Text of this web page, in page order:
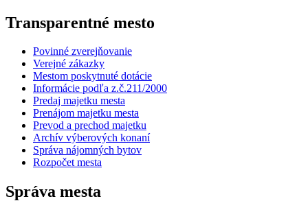
Transparentné mesto
Povinné zverejňovanie
Verejné zákazky
Mestom poskytnuté dotácie
Informácie podľa z.č.211/2000
Predaj majetku mesta
Prenájom majetku mesta
Prevod a prechod majetku
Archív výberových konaní
Správa nájomných bytov
Rozpočet mesta
Správa mesta